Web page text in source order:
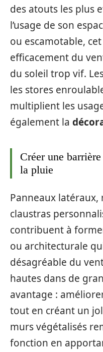
des atouts les plus
l’usage de son
ou escamotable,
efficacement du
du soleil trop vif.
les stores
multiplient les
également la
Créer une
la pluie
Panneaux
claustras
contribuent à
ou architecturale
désagréable du
hautes dans de
avantage :
tout en créant un
murs végétalisés
fonction en